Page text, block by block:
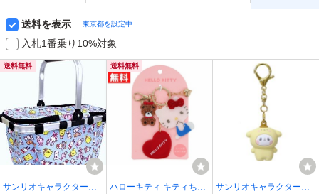
送料を表示 東京都を設定中
入札1番乗り10%対象
送料無料
サンリオキャラクターズ
送料無料
ハローキティ キティちゃ
サンリオキャラクターズx